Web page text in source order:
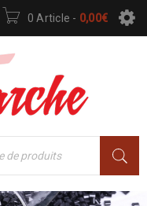
0 Article - 0,00€